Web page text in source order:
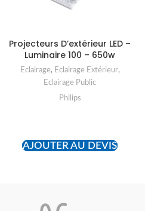
Projecteurs D’extérieur LED –
Luminaire 100 – 650w
Eclairage, Eclairage Extérieur,
Eclairage Public
Philips
AJOUTER AU DEVIS